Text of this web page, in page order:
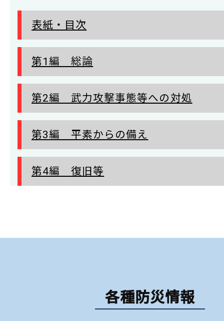
表紙・目次
第1編 総論
第2編 武力攻撃事態等への対処
第3編 平素からの備え
第4編 復旧等
各種防災情報